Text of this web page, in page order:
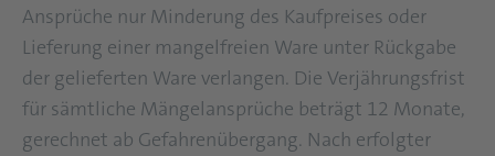
Ansprüche nur Minderung des Kaufpreises oder
Lieferung einer mangelfreien Ware unter Rückgabe
der gelieferten Ware verlangen. Die Verjährungsfrist
für sämtliche Mängelansprüche beträgt 12 Monate,
gerechnet ab Gefahrenübergang. Nach erfolgter